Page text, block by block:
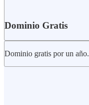
Dominio Gratis
Dominio gratis por un año.